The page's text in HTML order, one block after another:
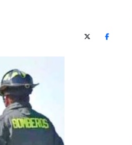
X (Twitter)Facebook